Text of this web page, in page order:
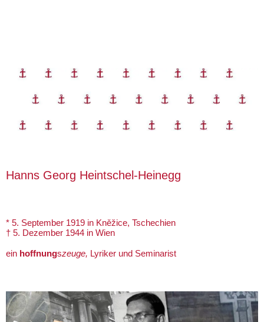
Hanns Georg Heintschel-Heinegg
* 5. September 1919 in Kněžice, Tschechien
† 5. Dezember 1944 in Wien
ein hoffnungszeuge, Lyriker und Seminarist